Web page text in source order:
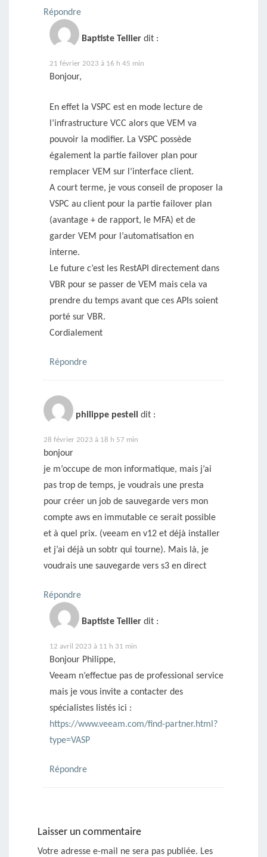
Répondre
Baptiste Tellier dit :
21 février 2023 à 16 h 45 min
Bonjour,
En effet la VSPC est en mode lecture de
l’infrastructure VCC alors que VEM va
pouvoir la modifier. La VSPC possède
également la partie failover plan pour
remplacer VEM sur l’interface client.
A court terme, je vous conseil de proposer la
VSPC au client pour la partie failover plan
(avantage + de rapport, le MFA) et de
garder VEM pour l’automatisation en
interne.
Le future c’est les RestAPI directement dans
VBR pour se passer de VEM mais cela va
prendre du temps avant que ces APIs soient
porté sur VBR.
Cordialement
Répondre
philippe pesteil dit :
28 février 2023 à 18 h 57 min
bonjour
je m’occupe de mon informatique, mais j’ai
pas trop de temps, je voudrais une presta
pour créer un job de sauvegarde vers mon
compte aws en immutable ce serait possible
et à quel prix. (veeam en v12 et déjà installer
et j’ai déjà un sobtr qui tourne). Mais là, je
voudrais une sauvegarde vers s3 en direct
Répondre
Baptiste Tellier dit :
12 avril 2023 à 11 h 31 min
Bonjour Philippe,
Veeam n’effectue pas de professional service
mais je vous invite a contacter des
spécialistes listés ici :
https://www.veeam.com/find-partner.html?
type=VASP
Répondre
Laisser un commentaire
Votre adresse e-mail ne sera pas publiée. Les